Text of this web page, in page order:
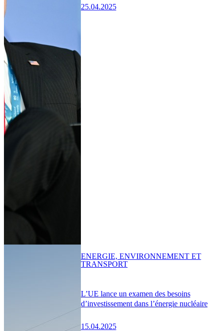
25.04.2025
L’UE lance un examen des besoins
d’investissement dans l’énergie nucléaire
15.04.2025
ENERGIE, ENVIRONNEMENT ET
TRANSPORT